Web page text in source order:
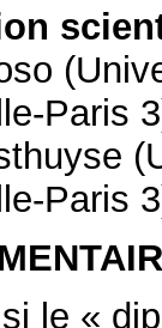
Paris
Paris
le «